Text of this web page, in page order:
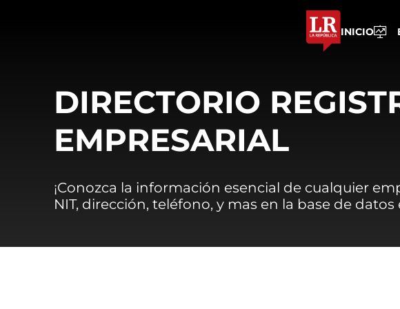
INICIO
DIRECTORIO
EMPRESARIAL
¡Conozca la información esencial de cualquier
NIT, dirección, teléfono, y mas en la base de